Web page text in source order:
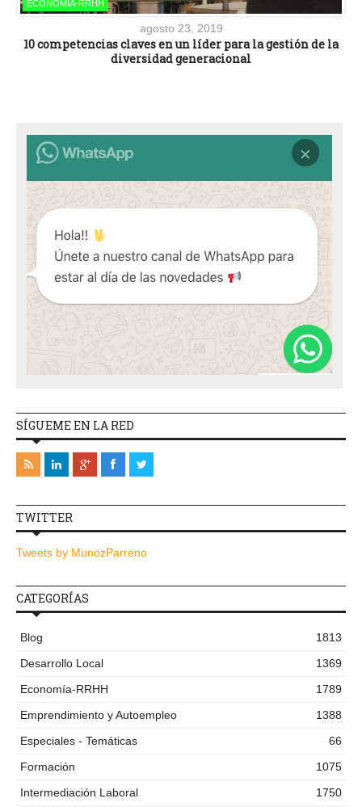
ECONOMÍA-RRHH
agosto 23, 2019
10 competencias claves en un líder para la gestión de la
diversidad generacional
SÍGUEME EN LA RED
TWITTER
Tweets by MunozParreno
CATEGORÍAS
Blog
1813
Desarrollo Local
1369
Economía-RRHH
1789
Emprendimiento y Autoempleo
1388
Especiales - Temáticas
66
Formación
1075
Intermediación Laboral
1750